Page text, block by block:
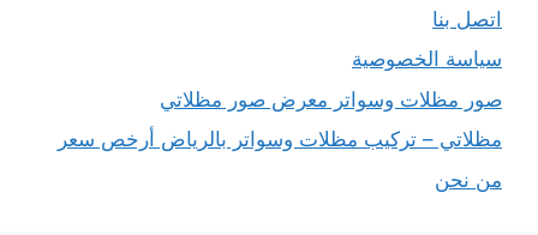
اتصل بنا
سياسة الخصوصية
صور مظلات وسواتر معرض صور مظلاتي
مظلاتي – تركيب مظلات وسواتر بالرياض أرخص سعر
من نحن